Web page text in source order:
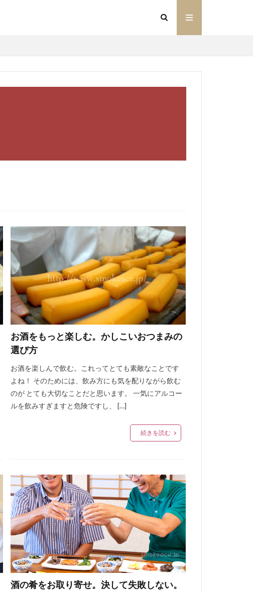
お酒をもっと楽しむ。かしこいおつまみの
選び方
お酒を楽しんで飲む。これってとても素敵なことです
よね！ そのためには、飲み方にも気を配りながら飲む
のが とても大切なことだと思います。 一気にアルコー
ルを飲みすぎますと危険ですし、 […]
続きを読む
酒の肴をお取り寄せ。決して失敗しない。